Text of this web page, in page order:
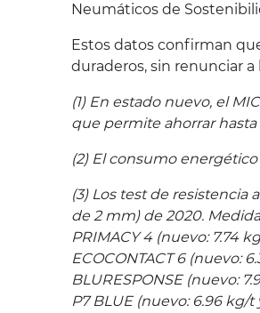
Neumáticos de
Estos datos confirman
duraderos, sin renunciar
(1) En estado nuevo, el
que permite ahorrar hasta
(2) El consumo
(3) Los test de resistencia
de 2 mm) de 2020.
PRIMACY 4 (nuevo: 7.74
ECOCONTACT 6 (nuevo:
BLURESPONSE (nuevo:
P7 BLUE (nuevo: 6.96 kg/